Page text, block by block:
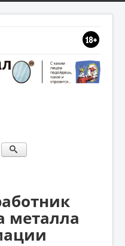
металла